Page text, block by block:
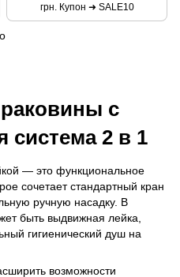
грн. Купон ➜ SALE10
с
система 2 в 1
— это функциональное
сочетает стандартный кран
ручную насадку. В
быть выдвижная лейка,
гигиенический душ на
возможности